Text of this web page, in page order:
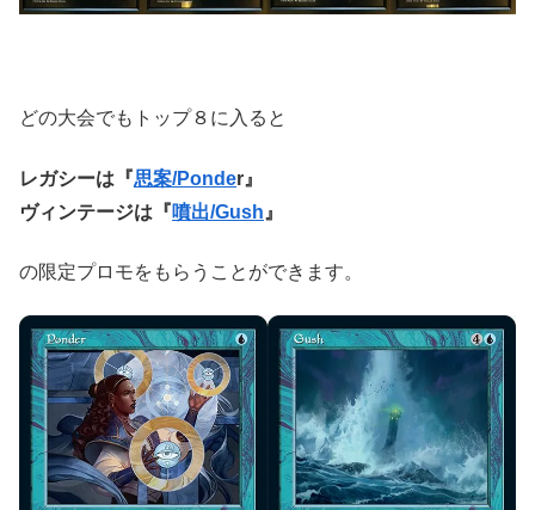
どの大会でもトップ８に入ると
レガシーは『思案/Ponder』
ヴィンテージは『噴出/Gush 』
の限定プロモをもらうことができます。